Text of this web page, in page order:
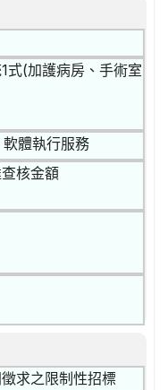
式(加護病房、手術室
體執行服務
核金額
求之限制性招標